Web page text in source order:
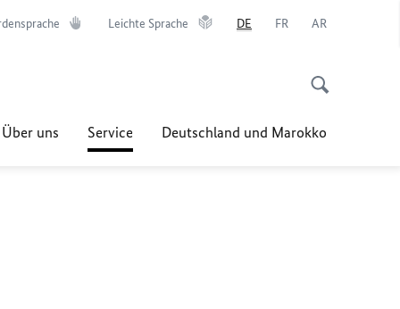
Leichte Sprache DE FR AR
Über uns Service Deutschland und Marokko